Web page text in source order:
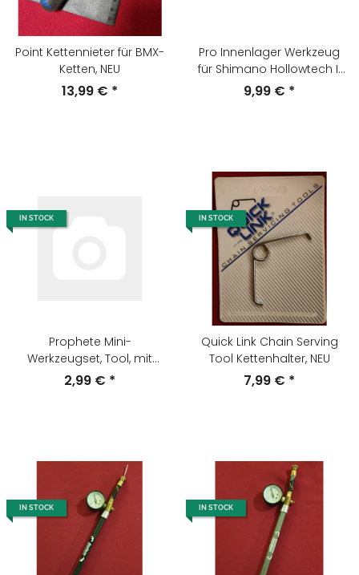
Point Kettennieter für BMX-
Ketten, NEU
13,99 € *
Pro Innenlager Werkzeug
für Shimano Hollowtech II
Innenlager, NEU
9,99 € *
IN STOCK
Prophete Mini-
Werkzeugset, Tool, mit
Innensechskant +
2,99 € *
IN STOCK
Quick Link Chain Serving
Tool Kettenhalter, NEU
7,99 € *
IN STOCK IN STOCK